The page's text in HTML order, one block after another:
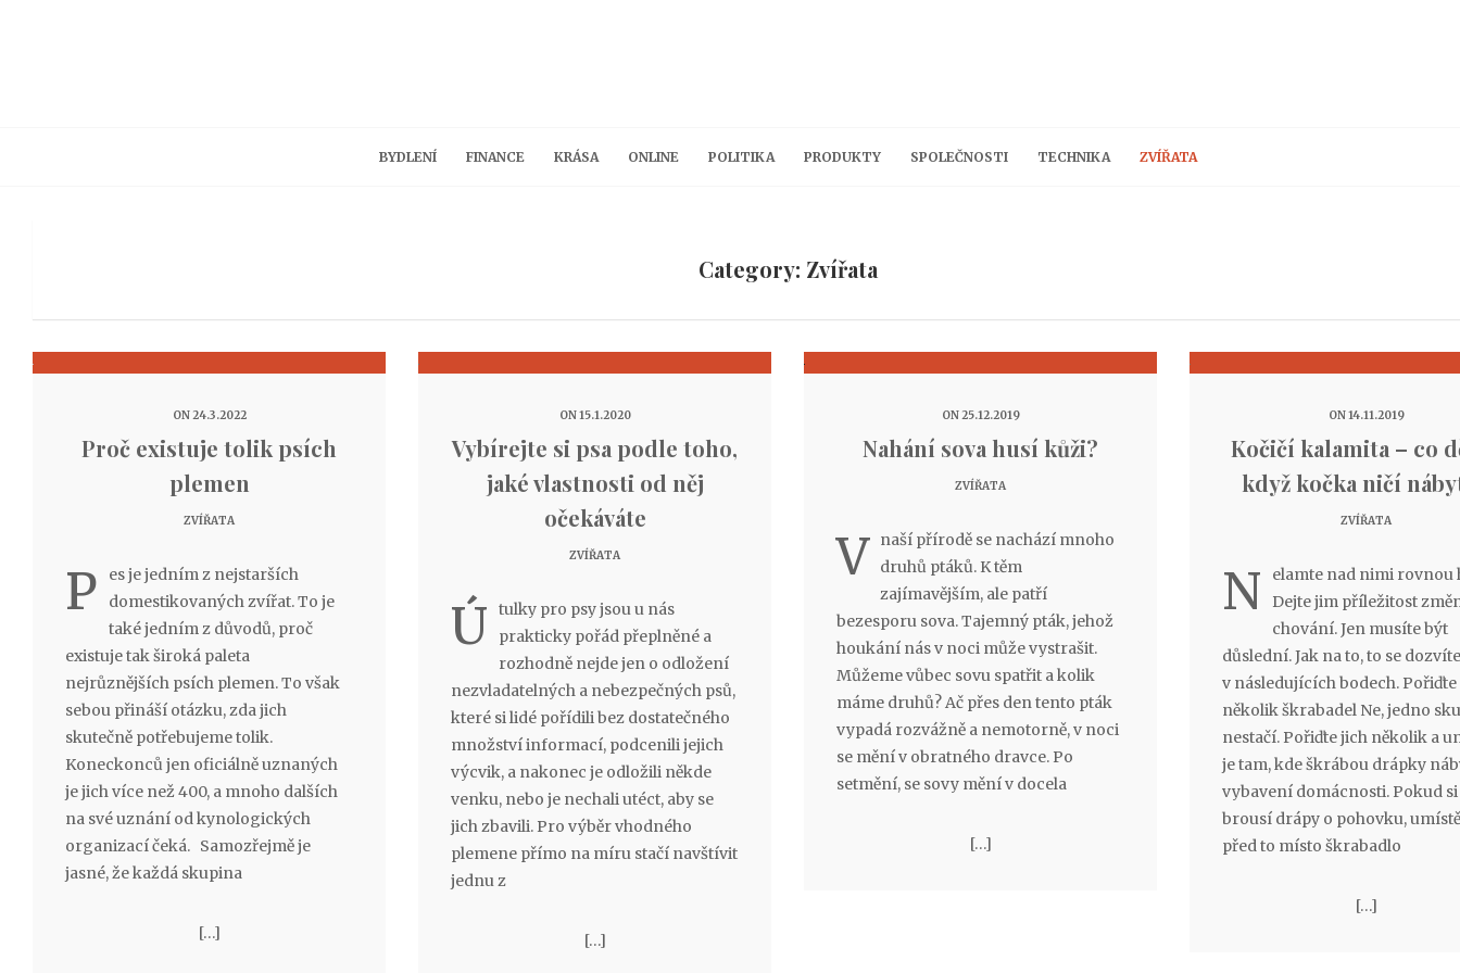
BYDLENÍ FINANCE KRÁSA ONLINE POLITIKA PRODUKTY SPOLEČNOSTI TECHNIKA ZVÍŘATA
Category: Zvířata
ON 24.3.2022
Proč existuje tolik psích
plemen
ZVÍŘATA
P
es je jedním z nejstarších
domestikovaných zvířat. To je
také jedním z důvodů, proč
existuje tak široká paleta
nejrůznějších psích plemen. To však
sebou přináší otázku, zda jich
skutečně potřebujeme tolik.
Koneckonců jen oficiálně uznaných
je jich více než 400, a mnoho dalších
na své uznání od kynologických
organizací čeká. Samozřejmě je
jasné, že každá skupina
[…]
ON 15.1.2020
Vybírejte si psa podle toho,
jaké vlastnosti od něj
očekáváte
ZVÍŘATA
Ú
tulky pro psy jsou u nás
prakticky pořád přeplněné a
rozhodně nejde jen o odložení
nezvladatelných a nebezpečných psů,
které si lidé pořídili bez dostatečného
množství informací, podcenili jejich
výcvik, a nakonec je odložili někde
venku, nebo je nechali utéct, aby se
jich zbavili. Pro výběr vhodného
plemene přímo na míru stačí navštívit
jednu z
[…]
ON 25.12.2019
Nahání sova husí kůži?
ZVÍŘATA
V
naší přírodě se nachází mnoho
druhů ptáků. K těm
zajímavějším, ale patří
bezesporu sova. Tajemný pták, jehož
houkání nás v noci může vystrašit.
Můžeme vůbec sovu spatřit a kolik
máme druhů? Ač přes den tento pták
vypadá rozvážně a nemotorně, v noci
se mění v obratného dravce. Po
setmění, se sovy mění v docela
[…]
ON 14.11.2019
Kočičí kalamita – co
když kočka ničí
ZVÍŘATA
N
elamte nad nimi rovnou
Dejte jim příležitost
chování. Jen musíte být
důslední. Jak na to, to se dozvíte
v následujících bodech. Pořiďte
několik škrabadel Ne, jedno
nestačí. Pořiďte jich několik a
je tam, kde škrábou drápky
vybavení domácnosti. Pokud si
brousí drápy o pohovku,
před to místo škrabadlo
[…]